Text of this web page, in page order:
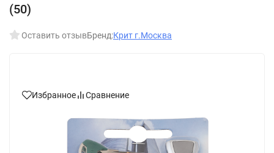
(50)
Оставить отзывБренд:Крит г.Москва
Избранное Сравнение